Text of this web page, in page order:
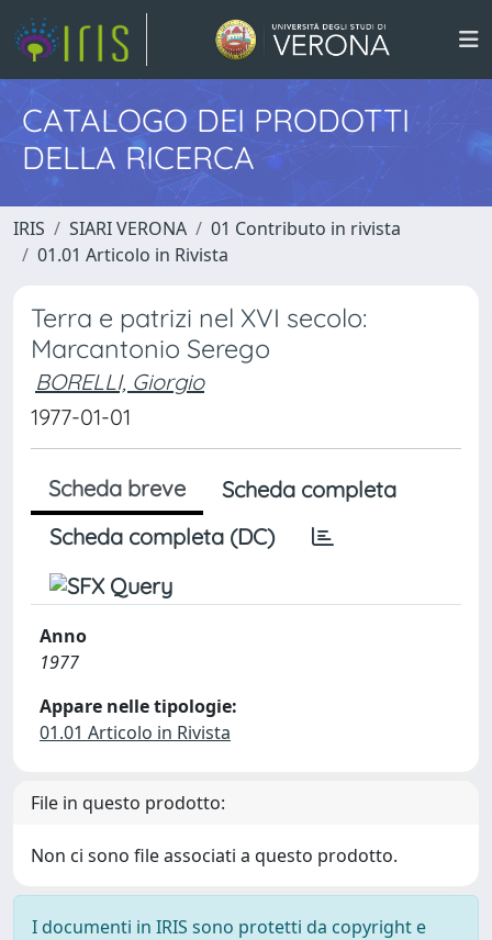
CATALOGO DEI PRODOTTI
DELLA RICERCA
IRIS SIARI VERONA
01 Contributo in rivista
01.01 Articolo in Rivista
Terra e patrizi nel XVI secolo:
Marcantonio Serego
BORELLI, Giorgio
1977-01-01
Scheda breve
Scheda completa
Scheda completa (DC)
Anno
1977
Appare nelle tipologie:
01.01 Articolo in Rivista
File in questo prodotto:
Non ci sono file associati a questo prodotto.
I documenti in IRIS sono protetti da copyright e